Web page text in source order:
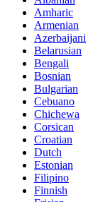
Amharic
Armenian
Azerbaijani
Belarusian
Bengali
Bosnian
Bulgarian
Cebuano
Chichewa
Corsican
Croatian
Dutch
Estonian
Filipino
Finnish